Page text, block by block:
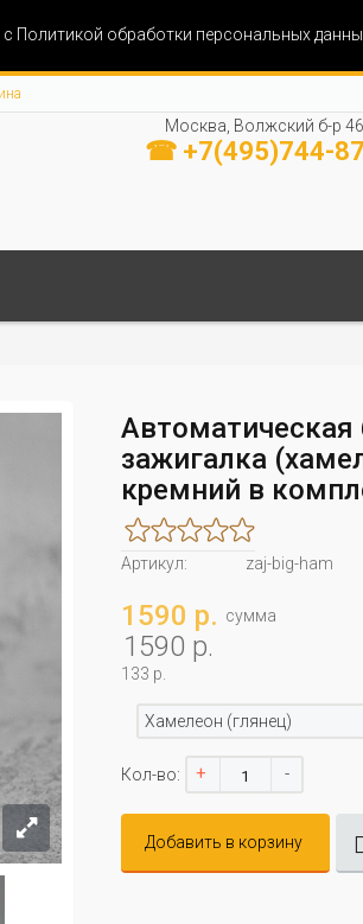
Политикой обработки персональных
Москва, Волжский б-р
☎ +7(495)744-
Автоматическая
зажигалка
кремний в
Артикул:
zaj-big-ham
1590 р. сумма
1590 р.
133 р.
Хамелеон (глянец)
Кол-во: + -
Добавить в корзину